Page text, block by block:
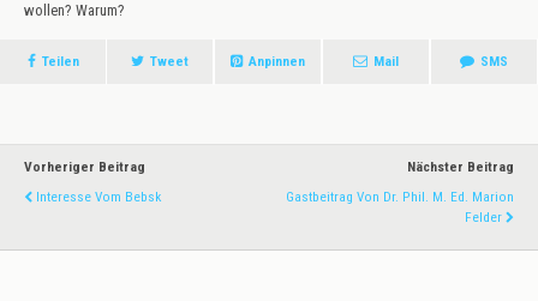
wollen? Warum?
Teilen Tweet Anpinnen Mail SMS
Vorheriger Beitrag
Interesse Vom Bebsk
Nächster Beitrag
Gastbeitrag Von Dr. Phil. M. Ed. Marion
Felder